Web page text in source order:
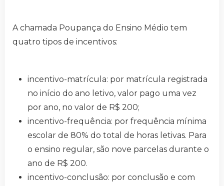
A chamada Poupança do Ensino Médio tem
quatro tipos de incentivos:
incentivo-matrícula: por matrícula registrada
no início do ano letivo, valor pago uma vez
por ano, no valor de R$ 200;
incentivo-frequência: por frequência mínima
escolar de 80% do total de horas letivas. Para
o ensino regular, são nove parcelas durante o
ano de R$ 200.
incentivo-conclusão: por conclusão e com